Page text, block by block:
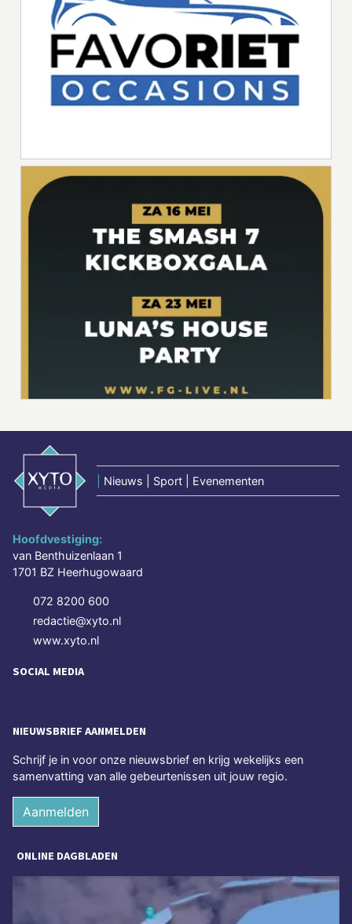
Nieuws | Sport | Evenementen
Hoofdvestiging:
van Benthuizenlaan 1
1701 BZ Heerhugowaard
072 8200 600
redactie@xyto.nl
www.xyto.nl
SOCIAL MEDIA
NIEUWSBRIEF AANMELDEN
Schrijf je in voor onze nieuwsbrief en krijg wekelijks een
samenvatting van alle gebeurtenissen uit jouw regio.
Aanmelden
ONLINE DAGBLADEN